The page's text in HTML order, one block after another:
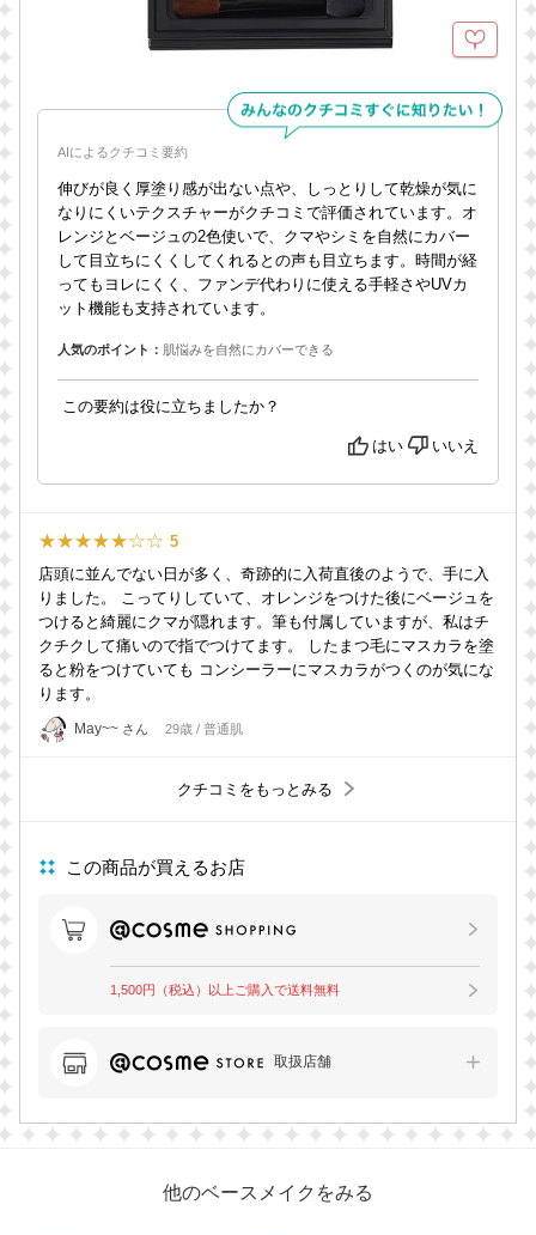
AIによるクチコミ要約
伸びが良く厚塗り感が出ない点や、しっとりして乾燥が気に
なりにくいテクスチャーがクチコミで評価されています。オ
レンジとベージュの2色使いで、クマやシミを自然にカバー
して目立ちにくくしてくれるとの声も目立ちます。時間が経
ってもヨレにくく、ファンデ代わりに使える手軽さやUVカ
ット機能も支持されています。
人気のポイント： 肌悩みを自然にカバーできる
この要約は役に立ちましたか？
はい いいえ
★★★★★☆☆ 5
店頭に並んでない日が多く、奇跡的に入荷直後のようで、手に入
りました。 こってりしていて、オレンジをつけた後にベージュを
つけると綺麗にクマが隠れます。筆も付属していますが、私はチ
クチクして痛いので指でつけてます。 したまつ毛にマスカラを塗
ると粉をつけていても コンシーラーにマスカラがつくのが気にな
ります。
May~~ さん 29歳 / 普通肌
クチコミをもっとみる
この商品が買えるお店
1,500円（税込）以上ご購入で送料無料
取扱店舗
他のベースメイクをみる